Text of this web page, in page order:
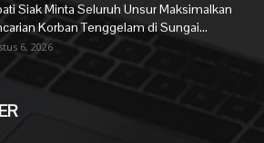
Siak Minta Seluruh Unsur Maksimalkan
Korban Tenggelam di Sungai...
6, 2026